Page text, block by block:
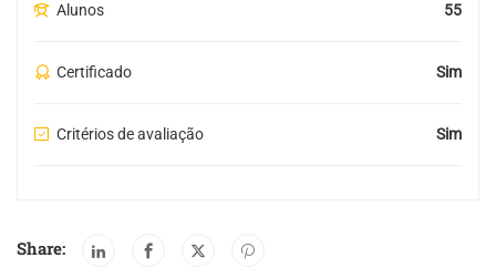
Alunos 55
Certificado Sim
Critérios de avaliação Sim
Share: